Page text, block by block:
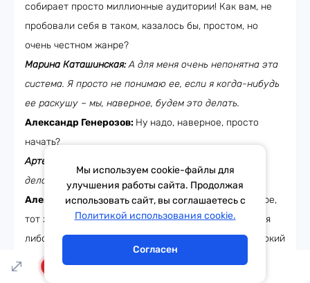
собирает просто миллионные аудитории! Как вам, не
пробовали себя в таком, казалось бы, простом, но
очень честном жанре?
Марина Каташинская:А для меня очень непонятна эта
система. Я просто не понимаю ее, если я когда-нибудь
ее раскушу – мы, наверное, будем это делать.
Александр Генерозов: Ну надо, наверное, просто
начать?
Артемий Каташинский:
делается?
Александр Генерозов:Да где угодно, тот же YouTube,
тот же твич. Просто это очень честная история, тебя
либо слушают, либо нет. Да, ты можешь вести одинокий
стрим гордо, но кому это нужно?
Марина Каташинская:
Тема дня Гороскоп
Мы используем cookie-файлы для
улучшения работы сайта. Продолжая
использовать сайт, вы соглашаетесь с
Политикой использования cookie.
Согласен